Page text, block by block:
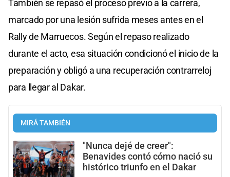
También se repasó el proceso previo a la carrera,
marcado por una lesión sufrida meses antes en el
Rally de Marruecos. Según el repaso realizado
durante el acto, esa situación condicionó el inicio de la
preparación y obligó a una recuperación contrarreloj
para llegar al Dakar.
MIRÁ TAMBIÉN
"Nunca dejé de creer":
Benavides contó cómo nació su
histórico triunfo en el Dakar